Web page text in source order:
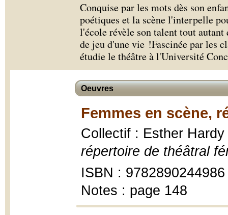
Conquise par les mots dès son
poétiques et la scène l'interpelle
l'école révèle son talent tout
de jeu d'une vie !Fascinée par les
étudie le théâtre à l'Université
Oeuvres
Femmes en scène,
Collectif : Esther
répertoire de théâtral
ISBN : 9782890244986
Notes : page 148